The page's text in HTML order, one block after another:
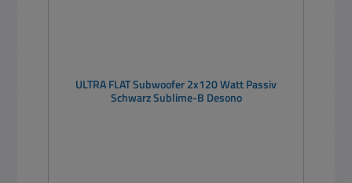
ULTRA FLAT Subwoofer 2x120 Watt Passiv
Schwarz Sublime-B Desono